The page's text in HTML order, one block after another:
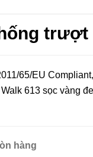
trượt
65/EU
613 sọc vàng
hàng